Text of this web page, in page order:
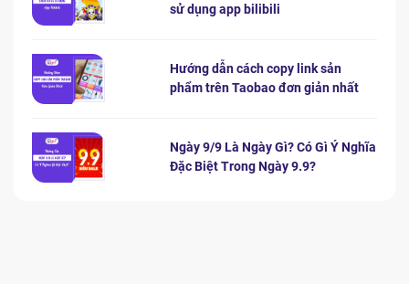
sử dụng app bilibili
Hướng dẫn cách copy link sản
phẩm trên Taobao đơn giản nhất
Ngày 9/9 Là Ngày Gì? Có Gì Ý Nghĩa
Đặc Biệt Trong Ngày 9.9?